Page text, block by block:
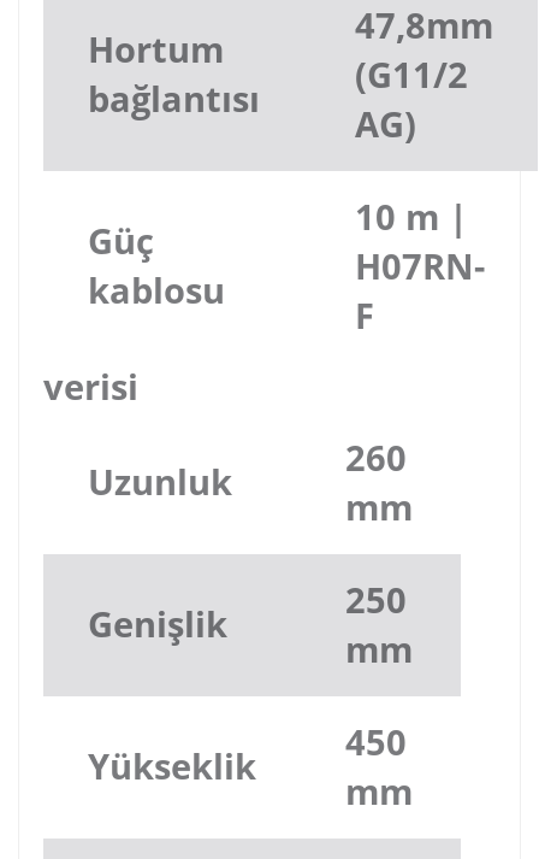
Hortum
bağlantısı
47,8mm
(G11/2
AG)
Güç
kablosu
10 m |
H07RN-
F
verisi
Uzunluk
260
mm
Genişlik
250
mm
Yükseklik
450
mm